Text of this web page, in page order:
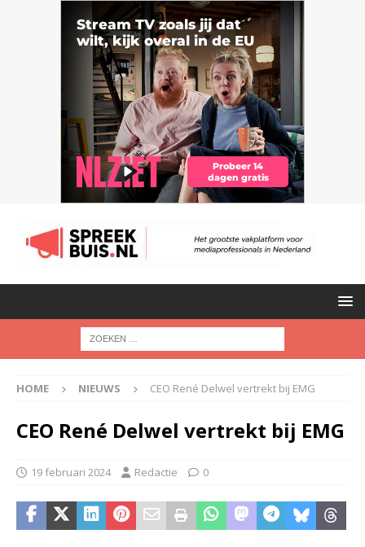
HOME NIEUWS CEO René Delwel vertrekt bij EMG
CEO René Delwel vertrekt bij EMG
19 februari 2024 Redactie 0